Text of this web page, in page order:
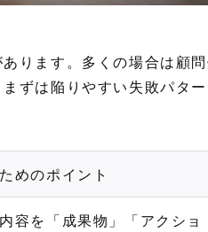
ります。多くの場合は顧
ずは陥りやすい失敗パタ
めのポイント
容を「成果物」「アクショ